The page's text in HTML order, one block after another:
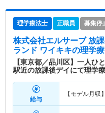
理学療法士 正職員 募集停
株式会社エルサーブ 放
ランド ワイキキの理学
【東京都／品川区】一人ひ
駅近の放課後デイにて理学
給与
【モデル月収】